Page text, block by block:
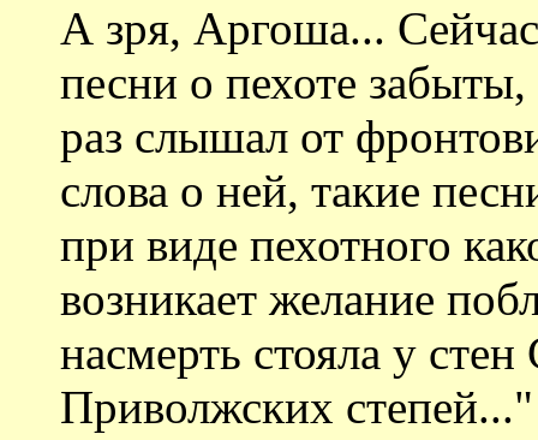
А зря, Аргоша...
песни о пехоте
раз слышал от
слова о ней, такие
при виде пехотного
возникает желание
насмерть стояла у
Приволжских